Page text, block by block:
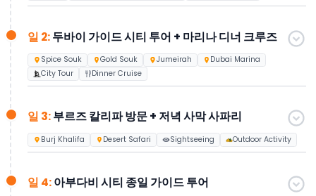
정상 방문이 포함되어 있으며 호텔에서의 사설 왕복 교통편이 제
5일째에는 고객이 미래관 입장권, 더 팜 전망대 티켓, 또는 75분
간의 러브보트 라이드(스피드 보트) 중 세 가지 흥미로운 옵션 중
에서 하나를 선택하여 경험을 맞춤화할 수 있습니다.
이 예산 친화적인 패키지는 첫 방문객을 위해 특별히 설계되었으
며, 문화 탐방, 상징적인 명소, 레저 시간을 균형 있게 제공하여 두
바이와 아부다비 모험을 최대한 즐길 수 있도록 합니다.
일 2:두바이 가이드 시티 투어 + 마리나 디너 크루즈
Spice Souk Gold Souk Jumeirah
Dubai Marina
City Tour
Dinner Cruise
일 3:부르즈 칼리파 방문 + 저녁 사막 사파리
Burj Khalifa Desert Safari Sightseeing Outdoor Activity
일 4:아부다비 시티 종일 가이드 투어